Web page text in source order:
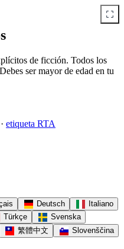
de ficción. Todos los
ser mayor de edad en tu
· etiqueta RTA
Deutsch
Italiano
Türkçe
Svenska
繁體中文
Slovenščina